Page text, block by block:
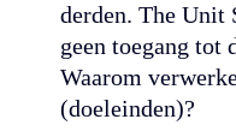
derden. The Unit
geen toegang tot
Waarom
(doeleinden)?